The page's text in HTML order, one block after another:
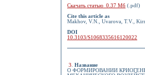
Скачать статью 0.37 Мб (.pdf)
Cite this article as
Makhov, V.N., Uvarova, T.V.,
DOI
10.3103/S1068335616120022
3
Название
О ФОРМИРОВАНИИ